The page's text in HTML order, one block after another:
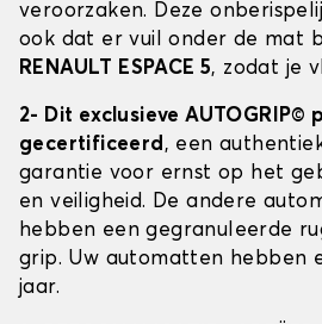
veroorzaken. Deze
ook dat er vuil onder de mat
RENAULT ESPACE 5, zodat je
2- Dit exclusieve AUTOGRIP©
gecertificeerd, een
garantie voor ernst op het
en veiligheid. De andere
hebben een gegranuleerde
grip. Uw automatten hebben
jaar.